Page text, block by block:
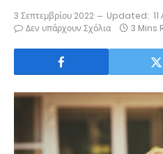
3 Σεπτεμβρίου 2022 Updated:
Δεν υπάρχουν Σχόλια
3 Mins